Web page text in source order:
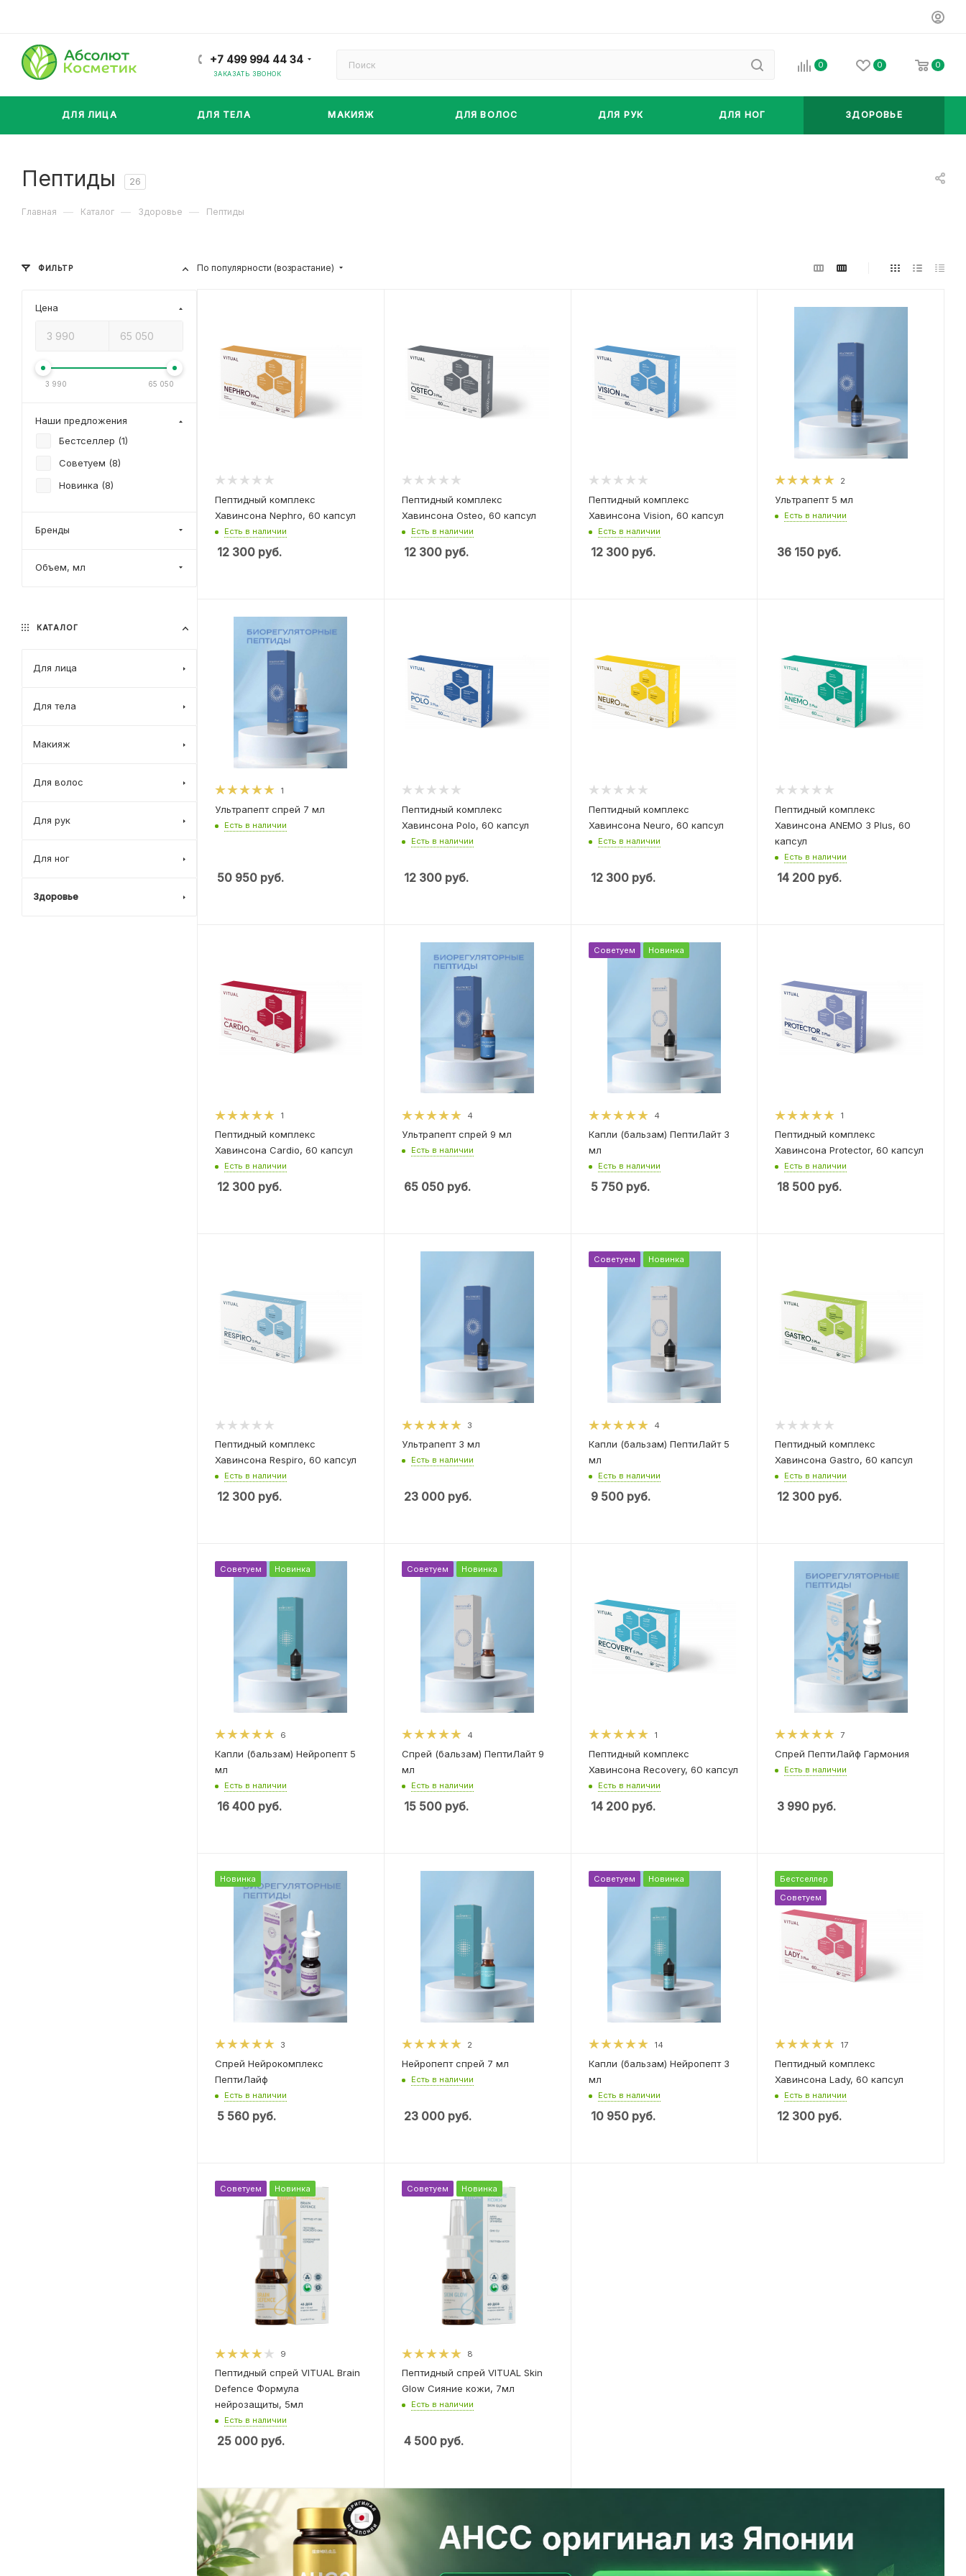
+7 499 994 44 34
ЗАКАЗАТЬ ЗВОНОК
0 0 0
ДЛЯ ЛИЦА ДЛЯ ТЕЛА МАКИЯЖ ДЛЯ ВОЛОС ДЛЯ РУК ДЛЯ НОГ ЗДОРОВЬЕ
Пептиды 26
Главная — Каталог — Здоровье — Пептиды
По популярности (возрастание)
Пептидный комплекс
Хавинсона Nephro, 60 капсул
Есть в наличии
12 300 руб.
Пептидный комплекс
Хавинсона Osteo, 60 капсул
Есть в наличии
12 300руб.
Пептидный комплекс
Хавинсона Vision, 60 капсул
Есть в наличии
12 300руб.
2
Ультрапепт 5 мл
Есть в наличии
36 150 руб.
1
Ультрапепт спрей 7 мл
Есть в наличии
50 950 руб.
Пептидный комплекс
Хавинсона Polo, 60 капсул
Есть в наличии
12 300руб.
Пептидный комплекс
Хавинсона Neuro, 60 капсул
Есть в наличии
12 300руб.
Пептидный комплекс
Хавинсона ANEMO 3 Plus, 60
капсул
Есть в наличии
14 200 руб.
1
Пептидный комплекс
Хавинсона Cardio, 60 капсул
Есть в наличии
12 300 руб.
4
Ультрапепт спрей 9 мл
Есть в наличии
65 050руб.
Советуем Новинка
4
Капли (бальзам) ПептиЛайт 3
мл
Есть в наличии
5 750руб.
1
Пептидный комплекс
Хавинсона Protector, 60 капсул
Есть в наличии
18 500 руб.
Пептидный комплекс
Хавинсона Respiro, 60 капсул
Есть в наличии
12 300 руб.
3
Ультрапепт 3 мл
Есть в наличии
23 000руб.
Советуем Новинка
4
Капли (бальзам) ПептиЛайт 5
мл
Есть в наличии
9 500руб.
Пептидный комплекс
Хавинсона Gastro, 60 капсул
Есть в наличии
12 300 руб.
Советуем Новинка
6
Капли (бальзам) Нейропепт 5
мл
Есть в наличии
16 400 руб.
Советуем Новинка
4
Спрей (бальзам) ПептиЛайт 9
мл
Есть в наличии
15 500руб.
1
Пептидный комплекс
Хавинсона Recovery, 60 капсул
Есть в наличии
14 200руб.
7
Спрей ПептиЛайф Гармония
Есть в наличии
3 990 руб.
Новинка
3
Спрей Нейрокомплекс
ПептиЛайф
Есть в наличии
5 560 руб.
2
Нейропепт спрей 7 мл
Есть в наличии
23 000руб.
Советуем Новинка
14
Капли (бальзам) Нейропепт 3
мл
Есть в наличии
10 950руб.
Бестселлер
Советуем
17
Пептидный комплекс
Хавинсона Lady, 60 капсул
Есть в наличии
12 300 руб.
Советуем Новинка
9
Пептидный спрей VITUAL Brain
Defence Формула
нейрозащиты, 5мл
Есть в наличии
25 000 руб.
Советуем Новинка
8
Пептидный спрей VITUAL Skin
Glow Сияние кожи, 7мл
Есть в наличии
4 500руб.
КАТАЛОГ
Для лица
Для тела
Макияж
Для волос
Для рук
Для ног
Здоровье
ФИЛЬТР
Цена
3 990 65 050
Наши предложения
Бестселлер (1)
Советуем (8)
Новинка (8)
Бренды
Объем, мл